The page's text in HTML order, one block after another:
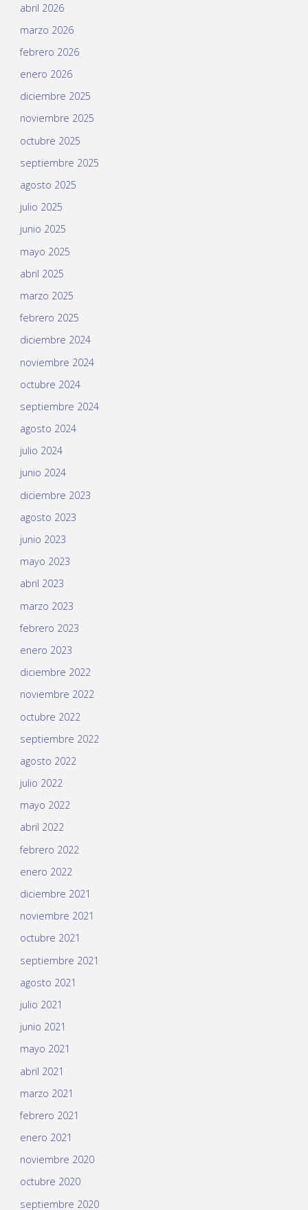
abril 2026
marzo 2026
febrero 2026
enero 2026
diciembre 2025
noviembre 2025
octubre 2025
septiembre 2025
agosto 2025
julio 2025
junio 2025
mayo 2025
abril 2025
marzo 2025
febrero 2025
diciembre 2024
noviembre 2024
octubre 2024
septiembre 2024
agosto 2024
julio 2024
junio 2024
diciembre 2023
agosto 2023
junio 2023
mayo 2023
abril 2023
marzo 2023
febrero 2023
enero 2023
diciembre 2022
noviembre 2022
octubre 2022
septiembre 2022
agosto 2022
julio 2022
mayo 2022
abril 2022
febrero 2022
enero 2022
diciembre 2021
noviembre 2021
octubre 2021
septiembre 2021
agosto 2021
julio 2021
junio 2021
mayo 2021
abril 2021
marzo 2021
febrero 2021
enero 2021
noviembre 2020
octubre 2020
septiembre 2020